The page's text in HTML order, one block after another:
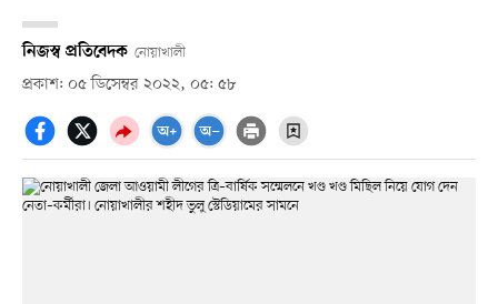
নিজস্ব প্রতিবেদক নোয়াখালী
প্রকাশ: ০৫ ডিসেম্বর ২০২২, ০৫: ৫৮